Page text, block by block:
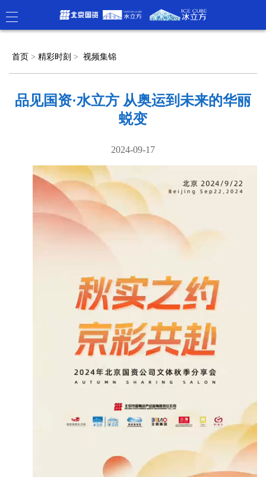
首页 > 精彩时刻 > 视频集锦
品见国资·水立方 从奥运到未来的华丽
蜕变
2024-09-17